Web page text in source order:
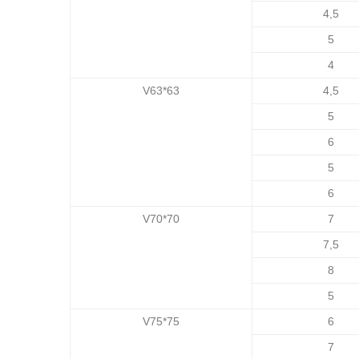
4,5
5
4
V63*63 4,5
5
6
5
6
V70*70 7
7,5
8
5
V75*75 6
7